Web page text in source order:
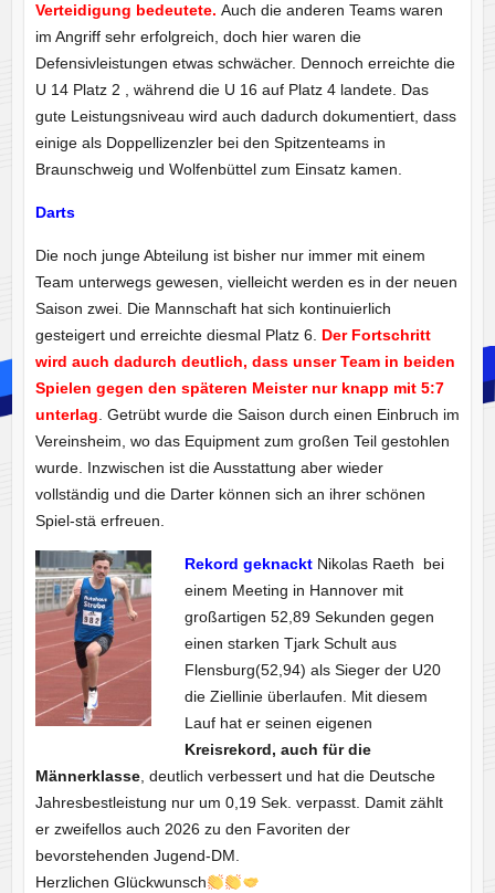
Verteidigung bedeutete. Auch die anderen Teams waren
im Angriff sehr erfolgreich, doch hier waren die
Defensivleistungen etwas schwächer. Dennoch erreichte die
U 14 Platz 2 , während die U 16 auf Platz 4 landete. Das
gute Leistungsniveau wird auch dadurch dokumentiert, dass
einige als Doppellizenzler bei den Spitzenteams in
Braunschweig und Wolfenbüttel zum Einsatz kamen.
Darts
Die noch junge Abteilung ist bisher nur immer mit einem
Team unterwegs gewesen, vielleicht werden es in der neuen
Saison zwei. Die Mannschaft hat sich kontinuierlich
gesteigert und erreichte diesmal Platz 6. Der Fortschritt
wird auch dadurch deutlich, dass unser Team in beiden
Spielen gegen den späteren Meister nur knapp mit 5:7
unterlag. Getrübt wurde die Saison durch einen Einbruch im
Vereinsheim, wo das Equipment zum großen Teil gestohlen
wurde. Inzwischen ist die Ausstattung aber wieder
vollständig und die Darter können sich an ihrer schönen
Spiel-stä erfreuen.
Rekord geknacktNikolas Raeth bei
einem Meeting in Hannover mit
großartigen 52,89 Sekunden gegen
einen starken Tjark Schult aus
Flensburg(52,94) als Sieger der U20
die Ziellinie überlaufen. Mit diesem
Lauf hat er seinen eigenen
Kreisrekord, auch für die
Männerklasse, deutlich verbessert und hat die Deutsche
Jahresbestleistung nur um 0,19 Sek. verpasst. Damit zählt
er zweifellos auch 2026 zu den Favoriten der
bevorstehenden Jugend-DM.
Herzlichen Glückwunsch